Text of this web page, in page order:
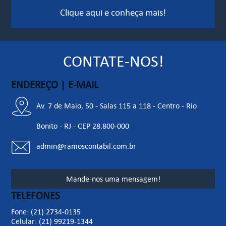
Reforma Tributária/MG: Sefaz-MG disponibiliza CNPJ
Clique aqui e conheça mais!
CONTATE-NOS!
ENDEREÇO | E-MAIL
Av. 7 de Maio, 50 - Salas 115 a 118 - Centro - Rio
Bonito - RJ - CEP 28.800-000
admin@ramoscontabil.com.br
Mande-nos uma mensagem!
TELEFONES
Fone: (21) 2734-0135
Celular: (21) 99219-1344